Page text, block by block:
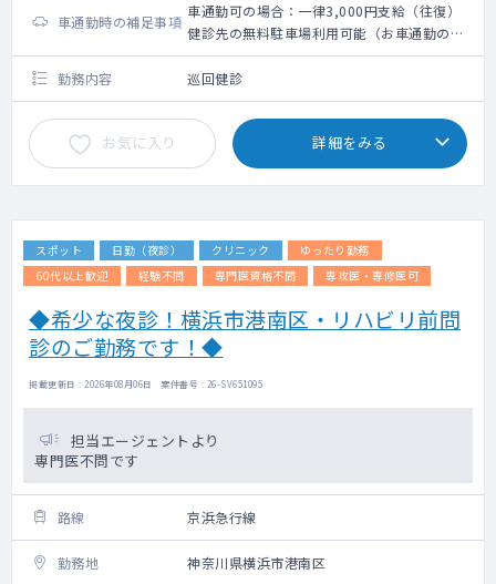
車通勤時の補足事項
車通勤可の場合：一律3,000円支給（往復）
健診先の無料駐車場利用可能（お車通勤の際
は事前にお申し付け下さい）
勤務内容
巡回健診
お気に入り 詳細をみる
スポット 日勤（夜診） クリニック
ゆったり勤務
60代以上歓迎
経験不問 専門医資格不問 専攻医・専修医可
◆希少な夜診！横浜市港南区・リハビリ前問
診のご勤務です！◆
掲載更新日 : 2026年08月06日 案件番号 : 26-SV651095
担当エージェントより
専門医不問です
路線 京浜急行線
勤務地 神奈川県横浜市港南区